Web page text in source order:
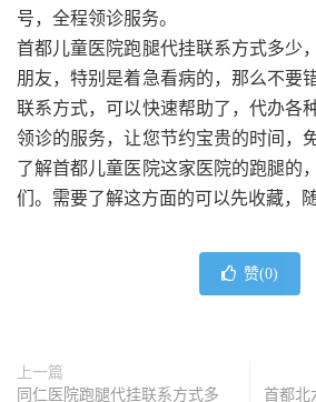
号，全程领诊服务。
首都儿童医院跑腿代挂联系方式多少
朋友，特别是着急看病的，那么不要
联系方式，可以快速帮助了，代办各
领诊的服务，让您节约宝贵的时间，
了解首都儿童医院这家医院的跑腿的
们。需要了解这方面的可以先收藏，
赞(0)
上一篇
同仁医院跑腿代挂联系方式多
首都北